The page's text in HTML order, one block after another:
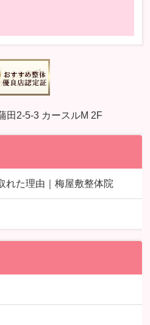
田2-5-3 カースルM 2F
れた理由｜梅屋敷整体院